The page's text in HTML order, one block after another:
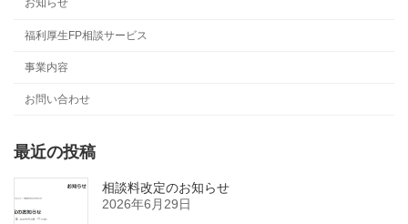
お知らせ
福利厚生FP相談サービス
事業内容
お問い合わせ
最近の投稿
相談料改定のお知らせ
2026年6月29日